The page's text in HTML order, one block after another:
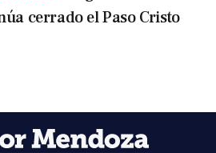
cerrado el Paso Cristo